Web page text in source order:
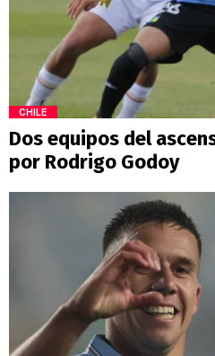
CHILE
Dos equipos del
por Rodrigo Godoy